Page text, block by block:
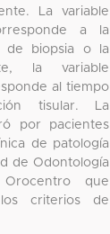
La variable
a la
de biopsia o la
la variable
al tiempo
tisular. La
por pacientes
de patología
de Odontología
que
criterios de